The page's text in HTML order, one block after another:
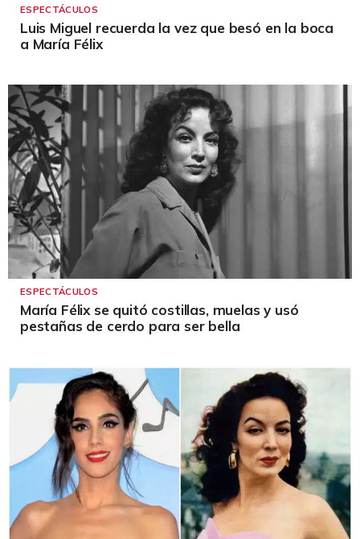
ESPECTÁCULOS
Luis Miguel recuerda la vez que besó en la boca
a María Félix
ESPECTÁCULOS
María Félix se quitó costillas, muelas y usó
pestañas de cerdo para ser bella